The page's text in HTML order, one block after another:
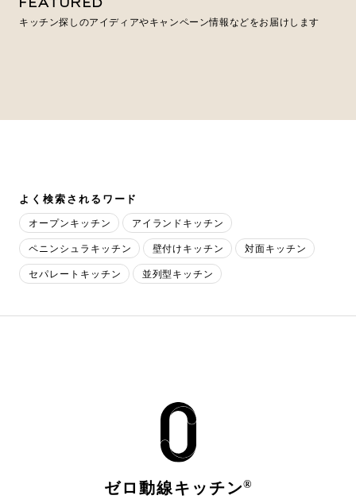
キッチン探しのアイディアやキャンペーン情報などをお届けします
よく検索されるワード
オープンキッチン
アイランドキッチン
ペニンシュラキッチン 壁付けキッチン 対面キッチン
セパレートキッチン 並列型キッチン
ゼロ動線キッチン®